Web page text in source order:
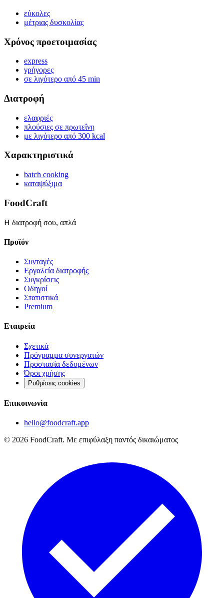
εύκολες
μέτριας δυσκολίας
Χρόνος προετοιμασίας
express
γρήγορες
σε λιγότερο από 45 min
Διατροφή
ελαφριές
πλούσιες σε πρωτεΐνη
με λιγότερο από 300 kcal
Χαρακτηριστικά
batch cooking
καταψύξιμα
FoodCraft
Η διατροφή σου, απλά
Προϊόν
Συνταγές
Εργαλεία διατροφής
Συγκρίσεις
Οδηγοί
Στατιστικά
Premium
Εταιρεία
Σχετικά
Πρόγραμμα συνεργατών
Προστασία δεδομένων
Όροι χρήσης
Ρυθμίσεις cookies
Επικοινωνία
hello@foodcraft.app
© 2026 FoodCraft. Με επιφύλαξη παντός δικαιώματος